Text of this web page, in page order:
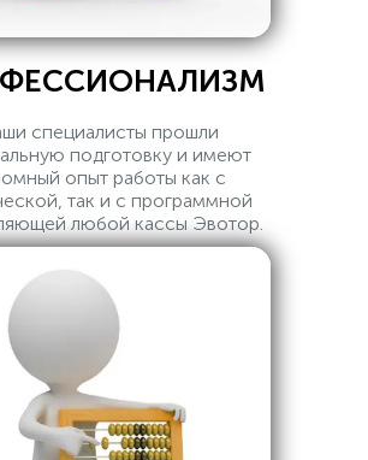
специалисты прошли
подготовку и имеют
опыт работы как с
так и с программной
любой кассы Эвотор.